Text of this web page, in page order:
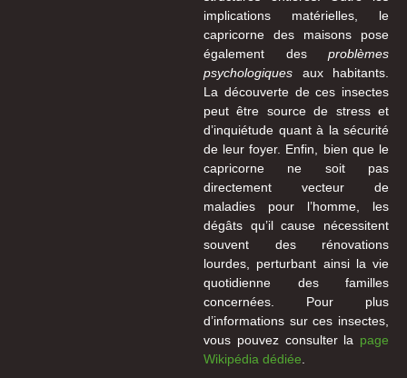
implications matérielles, le
capricorne des maisons pose
également des problèmes
psychologiques aux habitants.
La découverte de ces insectes
peut être source de stress et
d’inquiétude quant à la sécurité
de leur foyer. Enfin, bien que le
capricorne ne soit pas
directement vecteur de
maladies pour l’homme, les
dégâts qu’il cause nécessitent
souvent des rénovations
lourdes, perturbant ainsi la vie
quotidienne des familles
concernées. Pour plus
d’informations sur ces insectes,
vous pouvez consulter la page
Wikipédia dédiée.